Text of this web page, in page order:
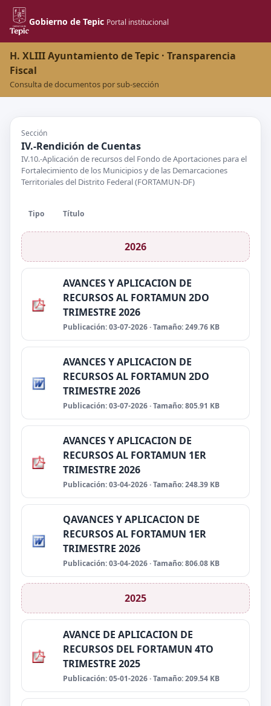
Gobierno de Tepic Portal institucional
H. XLIII Ayuntamiento de Tepic · Transparencia
Fiscal
Consulta de documentos por sub-sección
Sección
IV.-Rendición de Cuentas
IV.10.-Aplicación de recursos del Fondo de Aportaciones para el
Fortalecimiento de los Municipios y de las Demarcaciones
Territoriales del Distrito Federal (FORTAMUN-DF)
Tipo Título
2026
AVANCES Y APLICACION DE
RECURSOS AL FORTAMUN 2DO
TRIMESTRE 2026
Publicación: 03-07-2026 · Tamaño: 249.76 KB
AVANCES Y APLICACION DE
RECURSOS AL FORTAMUN 2DO
TRIMESTRE 2026
Publicación: 03-07-2026 · Tamaño: 805.91 KB
AVANCES Y APLICACION DE
RECURSOS AL FORTAMUN 1ER
TRIMESTRE 2026
Publicación: 03-04-2026 · Tamaño: 248.39 KB
QAVANCES Y APLICACION DE
RECURSOS AL FORTAMUN 1ER
TRIMESTRE 2026
Publicación: 03-04-2026 · Tamaño: 806.08 KB
2025
AVANCE DE APLICACION DE
RECURSOS DEL FORTAMUN 4TO
TRIMESTRE 2025
Publicación: 05-01-2026 · Tamaño: 209.54 KB